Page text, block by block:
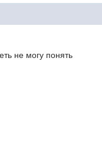
не могу понять